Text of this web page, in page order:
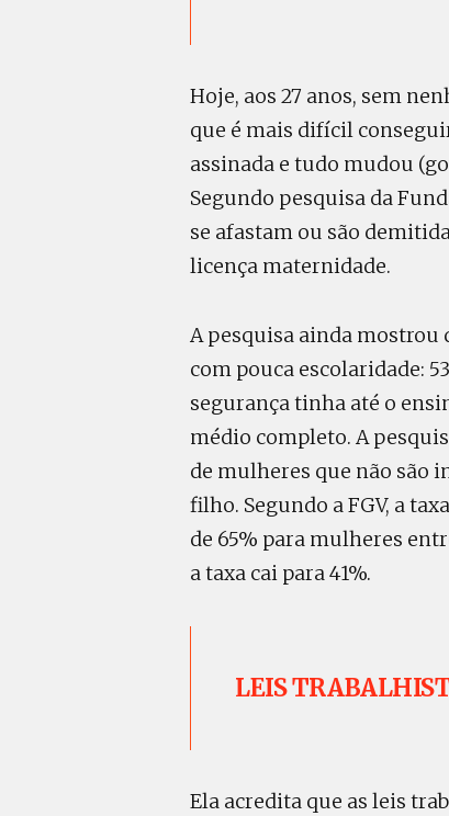
Hoje, aos 27 anos, sem
que é mais difícil
assinada e tudo mudou
Segundo pesquisa da
se afastam ou são
licença maternidade.
A pesquisa ainda
com pouca escolaridade:
segurança tinha até o
médio completo. A
de mulheres que não são
filho. Segundo a FGV, a
de 65% para mulheres
a taxa cai para 41%.
LEIS
Ela acredita que as leis